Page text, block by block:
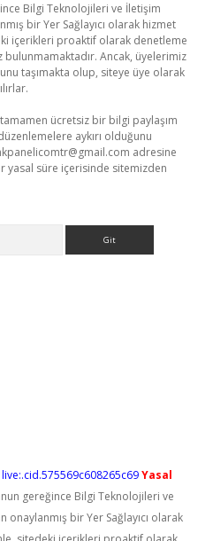
Bilgi Teknolojileri ve İletişim
bir Yer Sağlayıcı olarak hizmet
içerikleri proaktif olarak denetleme
Ancak, üyelerimiz
taşımakta olup, siteye üye olarak
ücretsiz bir bilgi paylaşım
aykırı olduğunu
adresine
yasal süre içerisinde sitemizden
live:.cid.575569c608265c69Yasal
gereğince Bilgi Teknolojileri ve
onaylanmış bir Yer Sağlayıcı olarak